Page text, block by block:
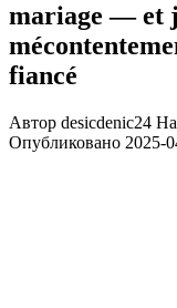
mariage — et
fiancé
Автор desicdenic24
Опубликовано 2025-